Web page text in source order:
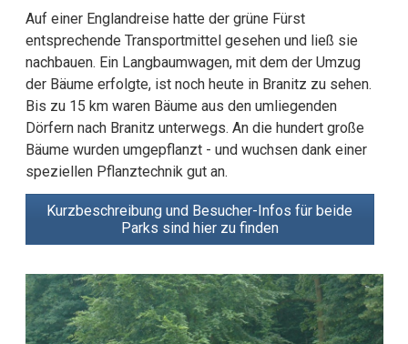
Auf einer Englandreise hatte der grüne Fürst
entsprechende Transportmittel gesehen und ließ sie
nachbauen. Ein Langbaumwagen, mit dem der Umzug
der Bäume erfolgte, ist noch heute in Branitz zu sehen.
Bis zu 15 km waren Bäume aus den umliegenden
Dörfern nach Branitz unterwegs. An die hundert große
Bäume wurden umgepflanzt - und wuchsen dank einer
speziellen Pflanztechnik gut an.
Kurzbeschreibung und Besucher-Infos für beide
Parks sind hier zu finden